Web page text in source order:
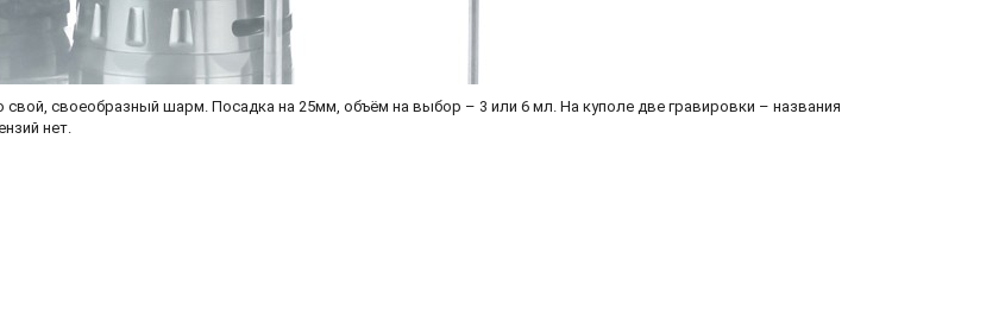
свой, своеобразный шарм. Посадка на 25мм, объём на выбор – 3 или 6 мл. На куполе две гравировки – названия
нет.